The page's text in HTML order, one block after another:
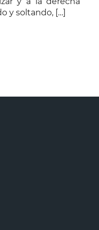
y soltando, […]